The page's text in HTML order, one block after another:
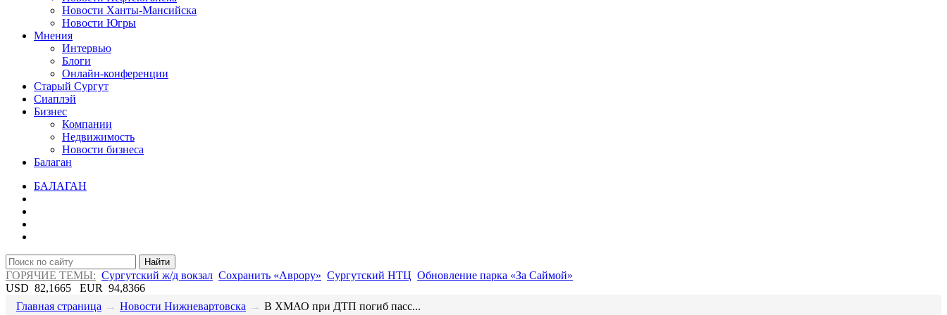
Новости Ханты-Мансийска
Новости Югры
Мнения
Интервью
Блоги
Онлайн-конференции
Старый Сургут
Сиаплэй
Бизнес
Компании
Недвижимость
Новости бизнеса
Балаган
БАЛАГАН
Найти
ГОРЯЧИЕ ТЕМЫ: Сургутский ж/д вокзал Сохранить «Аврору» Сургутский НТЦ Обновление парка «За Саймой»
USD 82,1665 EUR 94,8366
Главная страница → Новости Нижневартовска → ​В ХМАО при ДТП погиб пасс...